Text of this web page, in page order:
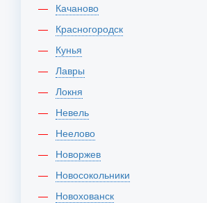
Качаново
Красногородск
Кунья
Лавры
Локня
Невель
Неелово
Новоржев
Новосокольники
Новохованск